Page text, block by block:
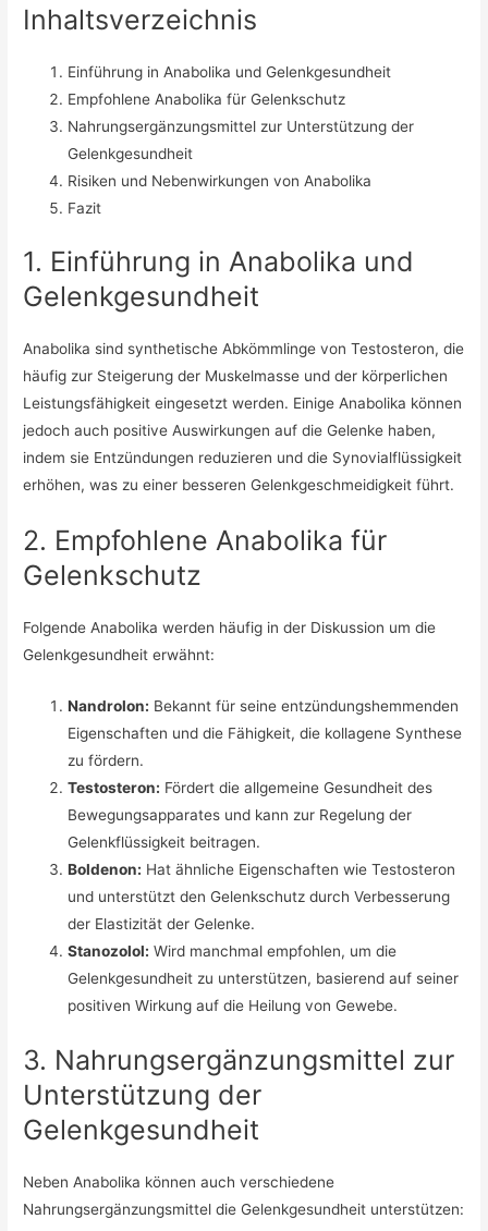
Inhaltsverzeichnis
Einführung in Anabolika und Gelenkgesundheit
Empfohlene Anabolika für Gelenkschutz
Nahrungsergänzungsmittel zur Unterstützung der
Gelenkgesundheit
Risiken und Nebenwirkungen von Anabolika
Fazit
1. Einführung in Anabolika und
Gelenkgesundheit
Anabolika sind synthetische Abkömmlinge von Testosteron, die
häufig zur Steigerung der Muskelmasse und der körperlichen
Leistungsfähigkeit eingesetzt werden. Einige Anabolika können
jedoch auch positive Auswirkungen auf die Gelenke haben,
indem sie Entzündungen reduzieren und die Synovialflüssigkeit
erhöhen, was zu einer besseren Gelenkgeschmeidigkeit führt.
2. Empfohlene Anabolika für
Gelenkschutz
Folgende Anabolika werden häufig in der Diskussion um die
Gelenkgesundheit erwähnt:
Nandrolon: Bekannt für seine entzündungshemmenden
Eigenschaften und die Fähigkeit, die kollagene Synthese
zu fördern.
Testosteron: Fördert die allgemeine Gesundheit des
Bewegungsapparates und kann zur Regelung der
Gelenkflüssigkeit beitragen.
Boldenon: Hat ähnliche Eigenschaften wie Testosteron
und unterstützt den Gelenkschutz durch Verbesserung
der Elastizität der Gelenke.
Stanozolol: Wird manchmal empfohlen, um die
Gelenkgesundheit zu unterstützen, basierend auf seiner
positiven Wirkung auf die Heilung von Gewebe.
3. Nahrungsergänzungsmittel zur
Unterstützung der
Gelenkgesundheit
Neben Anabolika können auch verschiedene
Nahrungsergänzungsmittel die Gelenkgesundheit unterstützen: